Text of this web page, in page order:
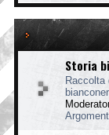
Storia
Raccolta